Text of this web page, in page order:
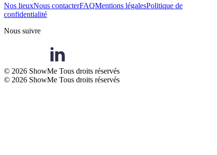
Nos lieuxNous contacterFAQMentions légalesPolitique de
confidentialité
Nous suivre
© 2026 ShowMe Tous droits réservés
© 2026 ShowMe Tous droits réservés